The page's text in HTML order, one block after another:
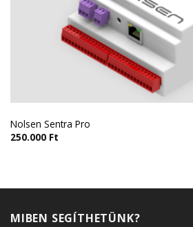
Nolsen Sentra Pro
250.000 Ft
MIBEN SEGÍTHETÜNK?